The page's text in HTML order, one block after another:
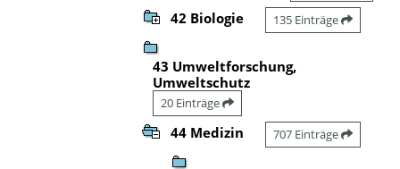
42 Biologie 135 Einträge
43 Umweltforschung,
Umweltschutz
20 Einträge
44 Medizin 707 Einträge